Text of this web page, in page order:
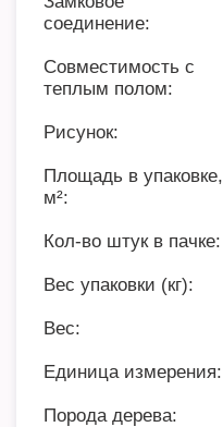
соединение:
Совместимость с
теплым полом:
Рисунок:
Площадь в упаковке,
м²:
Кол-во штук в пачке:
Вес упаковки (кг):
Вес:
Единица измерения:
Порода дерева: